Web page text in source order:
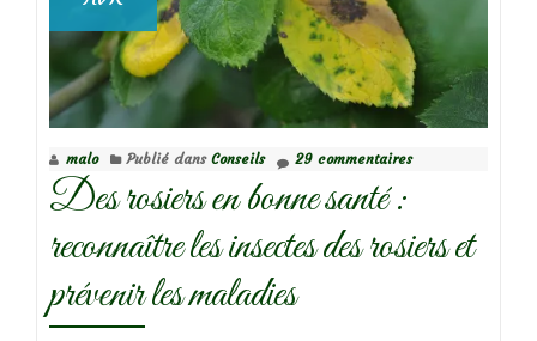
malo Publié dans Conseils 29 commentaires
Des rosiers en bonne santé :
reconnaître les insectes des rosiers et
prévenir les maladies